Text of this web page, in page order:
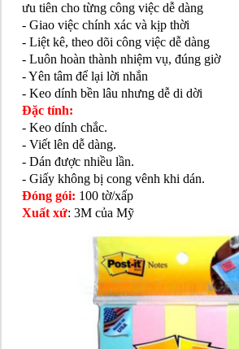
ưu tiên cho từng công việc dễ dàng
- Giao việc chính xác và kịp thời
- Liệt kê, theo dõi công việc dễ dàng
- Luôn hoàn thành nhiệm vụ, đúng giờ
- Yên tâm để lại lời nhắn
- Keo dính bền lâu nhưng dễ di dời
Đặc tính:
- Keo dính chắc.
- Viết lên dễ dàng.
- Dán được nhiều lần.
- Giấy không bị cong vênh khi dán.
Đóng gói: 100 tờ/xấp
Xuất xứ: 3M của Mỹ